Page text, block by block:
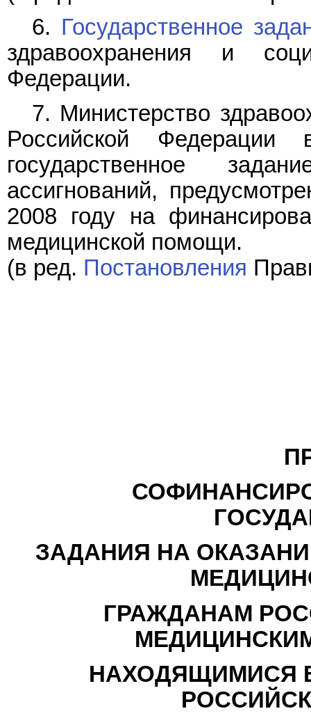
6. Государственное
здравоохранения и
Федерации.
7. Министерство
Российской
государственное
ассигнований,
2008 году на
медицинской помощи.
(в ред. Постановления
ЗАДАНИЯ НА
ГРАЖДАНАМ
НАХОДЯЩИМИСЯ